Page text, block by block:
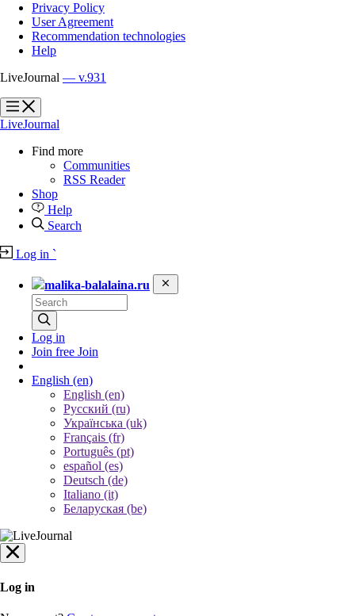
Privacy Policy
User Agreement
Recommendation technologies
Help
LiveJournal — v.931
?
?
LiveJournal
Find more
Communities
RSS Reader
Shop
Help
Search
Log in `
malika-balalaina.ru
Log in
Join free Join
English (en)
English (en)
Русский (ru)
Українська (uk)
Français (fr)
Português (pt)
español (es)
Deutsch (de)
Italiano (it)
Беларуская (be)
Log in